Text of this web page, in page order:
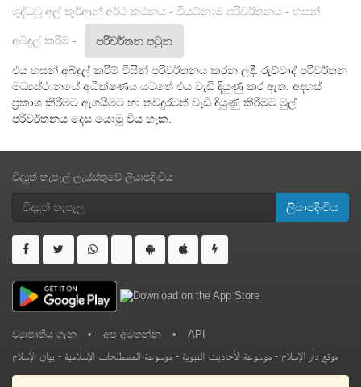
ශුද්ධවූ අල් කුර්ආන් අර්ථ කථනය - වියට්නාම පරිවර්තනය - හසන්
අබ්දුල් කරීම් - පරිවර්තන පටුන
එය හසන් අබ්දුල් කරිම් විසින් පරිවර්තනය කරන ලදී. රුව්වාද් පරිවර්තන
මධ්‍යස්ථානයේ අධීක්ෂණය යටතේ එය වැඩි දියුණු කර ඇත. අදහස්
ප්‍රකාශ කිරීමට ඇගයීමට හා තවදුරටත් වැඩි දියුණු කිරීමට මුල්
පරිවර්තනය දෙස යොමු විය හැක.
විද්‍යුත් තැපැල් ලැය්ස්තුවේ ලියාපදිංචිය
ලියාපදිංචිය
ව්‍යාපෘතිය ගැන • අප අමතන්න •
API
موقع دار الإسلام - موسوعة الأحاديث النبوية - موسوعة المصطلحات الإسلامية - بيان الإسلام